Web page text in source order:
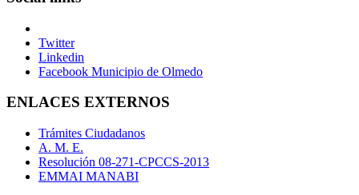
Twitter
Linkedin
Facebook Municipio de Olmedo
ENLACES EXTERNOS
Trámites Ciudadanos
A. M. E.
Resolución 08-271-CPCCS-2013
EMMAI MANABI